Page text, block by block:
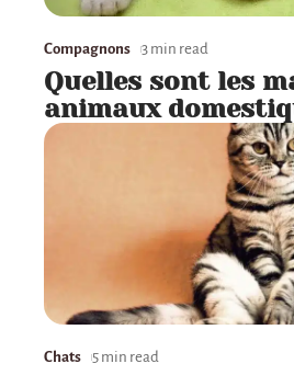
Compagnons 3 min read
Quelles sont les
animaux
Chats 5 min read